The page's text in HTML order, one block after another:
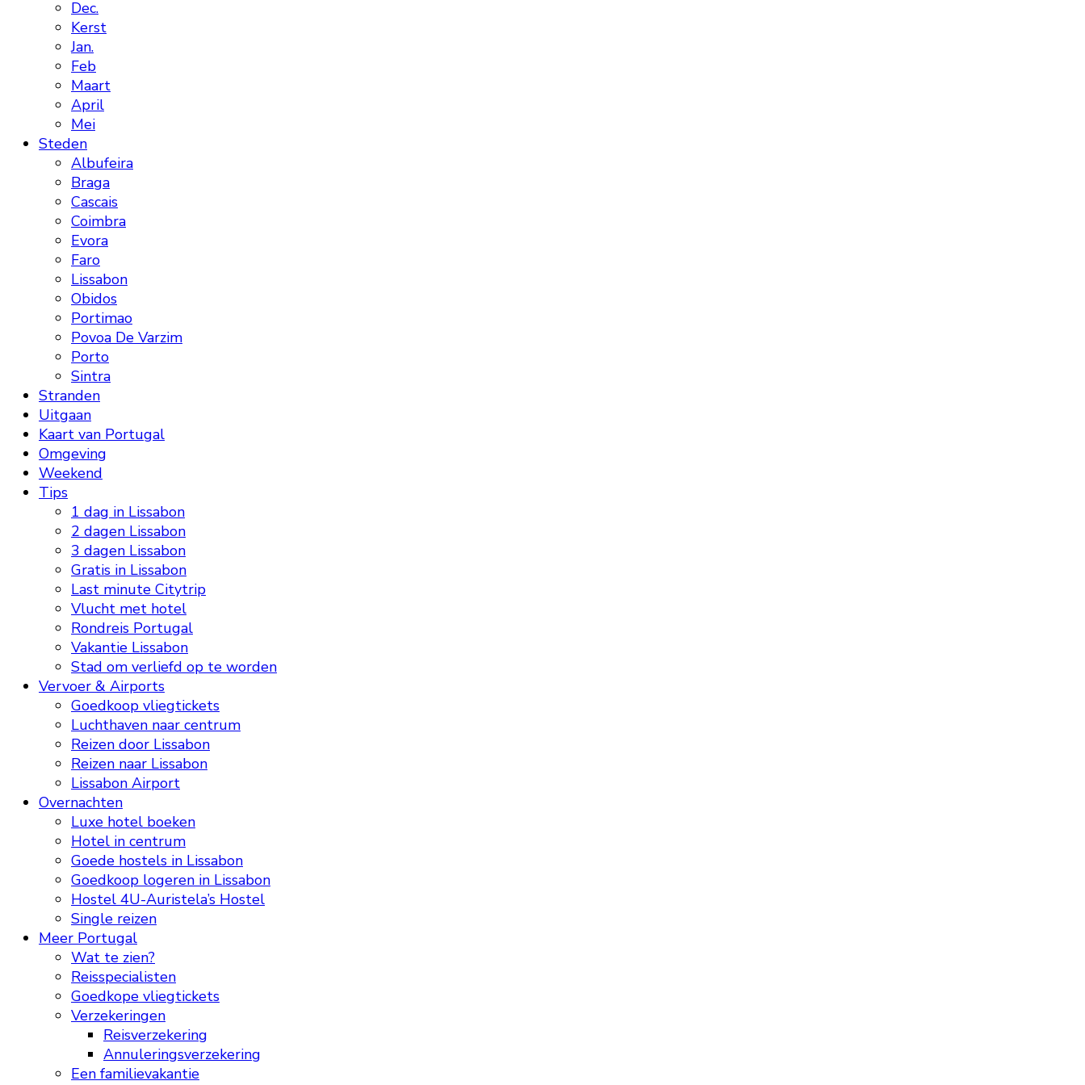
Dec.
Kerst
Jan.
Feb
Maart
April
Mei
Steden
Albufeira
Braga
Cascais
Coimbra
Evora
Faro
Lissabon
Obidos
Portimao
Povoa De Varzim
Porto
Sintra
Stranden
Uitgaan
Kaart van Portugal
Omgeving
Weekend
Tips
1 dag in Lissabon
2 dagen Lissabon
3 dagen Lissabon
Gratis in Lissabon
Last minute Citytrip
Vlucht met hotel
Rondreis Portugal
Vakantie Lissabon
Stad om verliefd op te worden
Vervoer & Airports
Goedkoop vliegtickets
Luchthaven naar centrum
Reizen door Lissabon
Reizen naar Lissabon
Lissabon Airport
Overnachten
Luxe hotel boeken
Hotel in centrum
Goede hostels in Lissabon
Goedkoop logeren in Lissabon
Hostel 4U-Auristela’s Hostel
Single reizen
Meer Portugal
Wat te zien?
Reisspecialisten
Goedkope vliegtickets
Verzekeringen
Reisverzekering
Annuleringsverzekering
Een familievakantie